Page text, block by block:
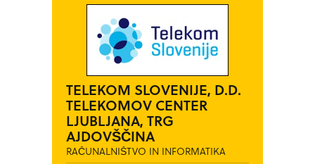
TELEKOM SLOVENIJE, D.D.
TELEKOMOV CENTER
LJUBLJANA, TRG
AJDOVŠČINA
RAČUNALNIŠTVO IN INFORMATIKA